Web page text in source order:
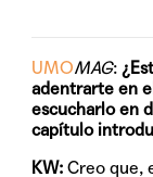
UMOMAG:
adentrarte en
escucharlo en
capítulo
KW: Creo que,